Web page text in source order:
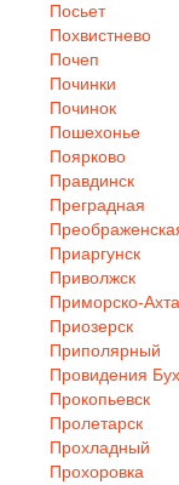
Посьет
Похвистнево
Почеп
Починки
Починок
Пошехонье
Поярково
Правдинск
Преградная
Приаргунск
Приволжск
Приморско-
Приозерск
Приполярный
Провидения
Прокопьевск
Пролетарск
Прохладный
Прохоровка